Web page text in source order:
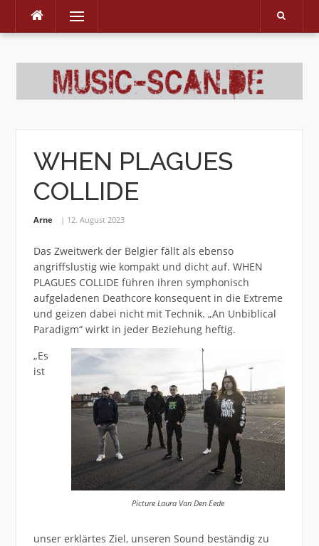
Skip
Menu
WHEN PLAGUES
COLLIDE
Arne 12. August 2023
Das Zweitwerk der Belgier fällt als ebenso
angriffslustig wie kompakt und dicht auf. WHEN
PLAGUES COLLIDE führen ihren symphonisch
aufgeladenen Deathcore konsequent in die Extreme
und geizen dabei nicht mit Technik. „An Unbiblical
Paradigm“ wirkt in jeder Beziehung heftig.
Picture Laura Van Den Eede
„Es
ist
unser erklärtes Ziel, unseren Sound beständig zu